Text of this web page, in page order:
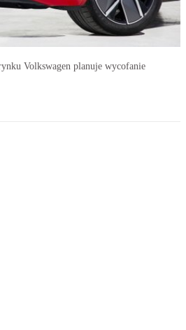
Volkswagen planuje wycofanie